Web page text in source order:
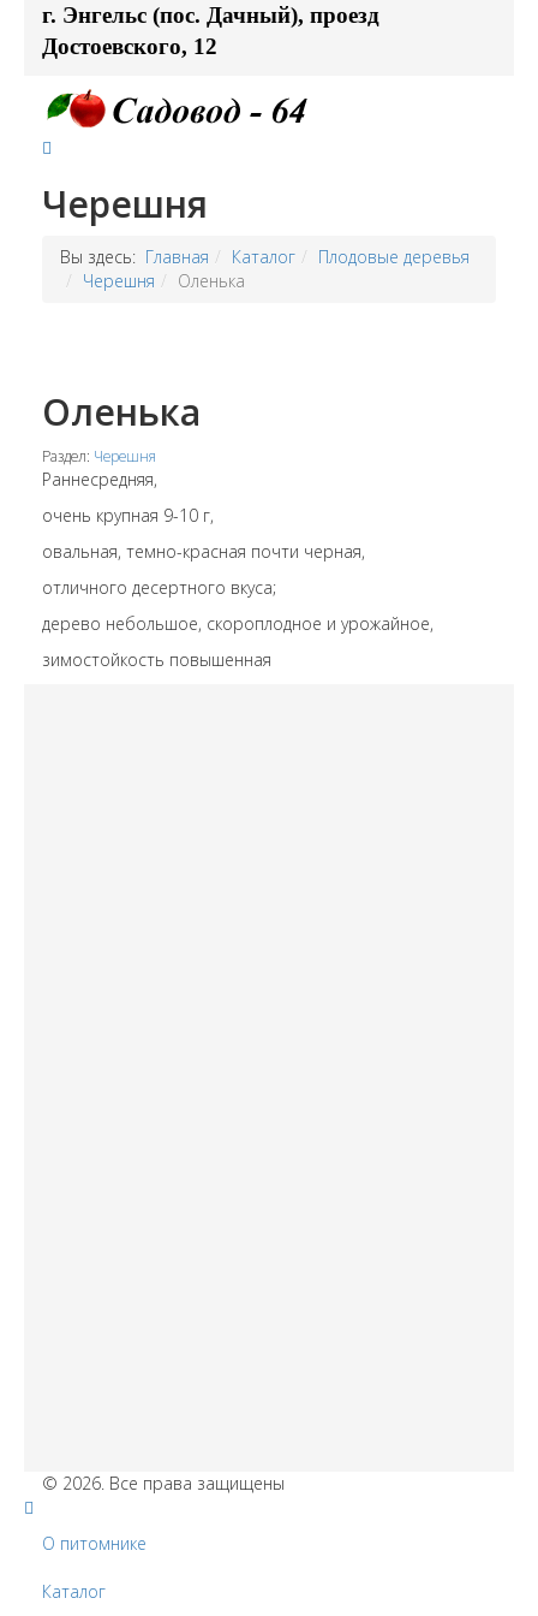
г. Энгельс (пос. Дачный), проезд
Достоевского, 12
Черешня
Вы здесь: Главная Каталог
Плодовые деревья
Черешня
Оленька
Оленька
Раздел: Черешня
Раннесредняя,
очень крупная 9-10 г,
овальная, темно-красная почти черная,
отличного десертного вкуса;
дерево небольшое, скороплодное и урожайное,
зимостойкость повышенная
© 2026. Все права защищены
О питомнике
Каталог